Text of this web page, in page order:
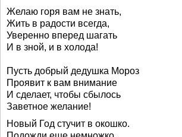
Желаю горя вам не знать,
Жить в радости всегда,
Уверенно вперед шагать
И в зной, и в холода!
Пусть добрый дедушка Мороз
Проявит к вам внимание
И сделает, чтобы сбылось
Заветное желание!
Новый Год стучит в окошко.